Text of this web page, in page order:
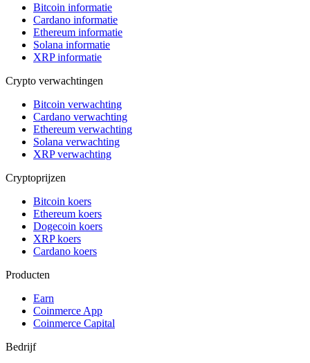
Bitcoin informatie
Cardano informatie
Ethereum informatie
Solana informatie
XRP informatie
Crypto verwachtingen
Bitcoin verwachting
Cardano verwachting
Ethereum verwachting
Solana verwachting
XRP verwachting
Cryptoprijzen
Bitcoin koers
Ethereum koers
Dogecoin koers
XRP koers
Cardano koers
Producten
Earn
Coinmerce App
Coinmerce Capital
Bedrijf